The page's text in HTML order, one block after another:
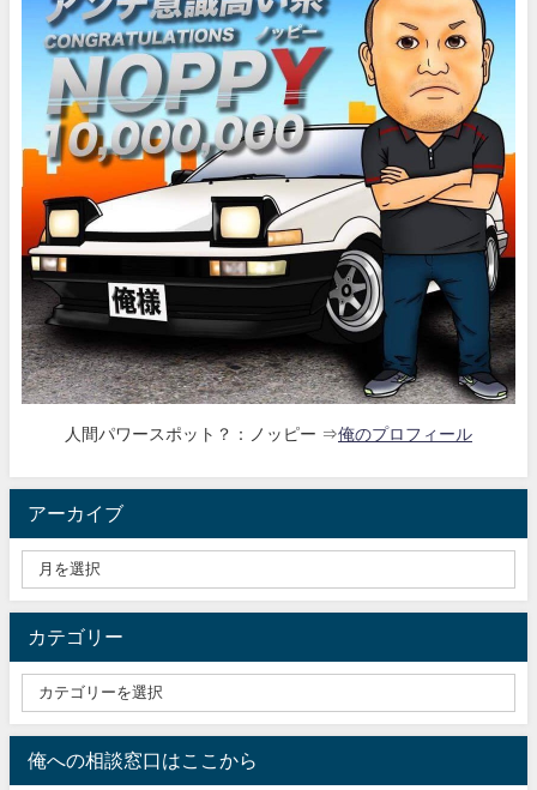
人間パワースポット？：ノッピー ⇒俺のプロフィール
アーカイブ
カテゴリー
俺への相談窓口はここから